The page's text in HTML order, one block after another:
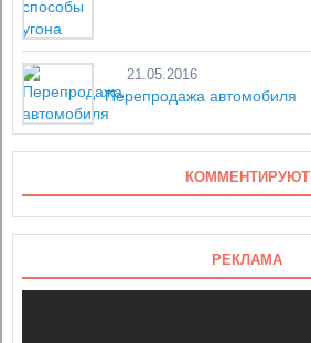
21.05.2016
Перепродажа автомобиля
КОММЕНТИРУЮТ
РЕКЛАМА